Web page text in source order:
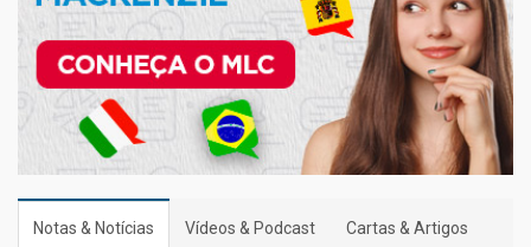
Notas & Notícias Vídeos & Podcast Cartas & Artigos